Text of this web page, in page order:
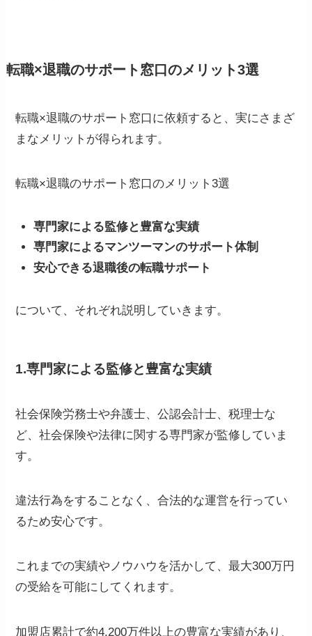
転職×退職のサポート窓口のメリット3選
転職×退職のサポート窓口に依頼すると、実にさまざ
まなメリットが得られます。
転職×退職のサポート窓口のメリット3選
専門家による監修と豊富な実績
専門家によるマンツーマンのサポート体制
安心できる退職後の転職サポート
について、それぞれ説明していきます。
1.専門家による監修と豊富な実績
社会保険労務士や弁護士、公認会計士、税理士な
ど、社会保険や法律に関する専門家が監修していま
す。
違法行為をすることなく、合法的な運営を行ってい
るため安心です。
これまでの実績やノウハウを活かして、最大300万円
の受給を可能にしてくれます。
加盟店累計で約4,200万件以上の豊富な実績があり、